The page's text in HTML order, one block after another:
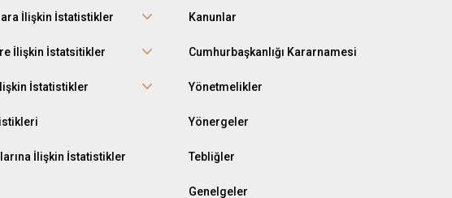
İlişkin İstatistikler
İlişkin İstatsitikler
İstatistikler
İlişkin İstatistikler
Kanunlar
Cumhurbaşkanlığı Kararnamesi
Yönetmelikler
Yönergeler
Tebliğler
Genelgeler